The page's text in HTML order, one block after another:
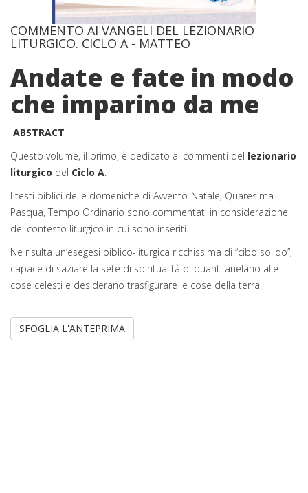
COMMENTO AI VANGELI DEL LEZIONARIO
LITURGICO. CICLO A - MATTEO
Andate e fate in modo
che imparino da me
ABSTRACT
Questo volume, il primo, è dedicato ai commenti del lezionario
liturgico del Ciclo A.
I testi biblici delle domeniche di Avvento-Natale, Quaresima-
Pasqua, Tempo Ordinario sono commentati in considerazione
del contesto liturgico in cui sono inseriti.
Ne risulta un’esegesi biblico-liturgica ricchissima di “cibo solido”,
capace di saziare la sete di spiritualità di quanti anelano alle
cose celesti e desiderano trasfigurare le cose della terra.
SFOGLIA L'ANTEPRIMA